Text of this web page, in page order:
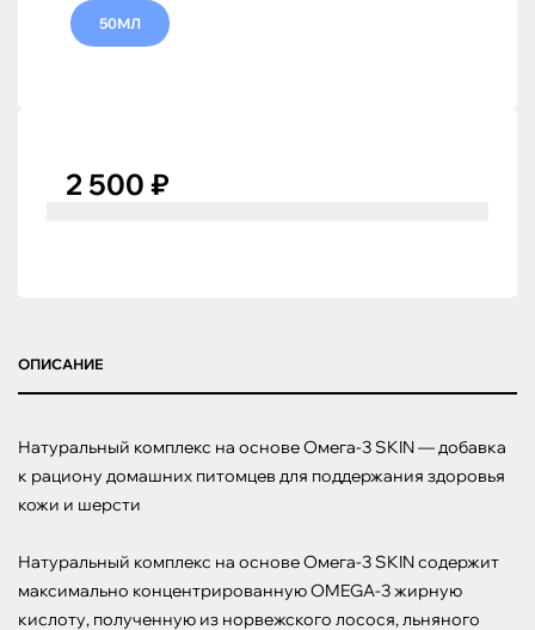
50МЛ
2 500 ₽
ОПИСАНИЕ
Натуральный комплекс на основе Омега-3 SKIN — добавка
к рациону домашних питомцев для поддержания здоровья
кожи и шерсти
Натуральный комплекс на основе Омега-3 SKIN содержит
максимально концентрированную OMEGA-3 жирную
кислоту, полученную из норвежского лосося, льняного